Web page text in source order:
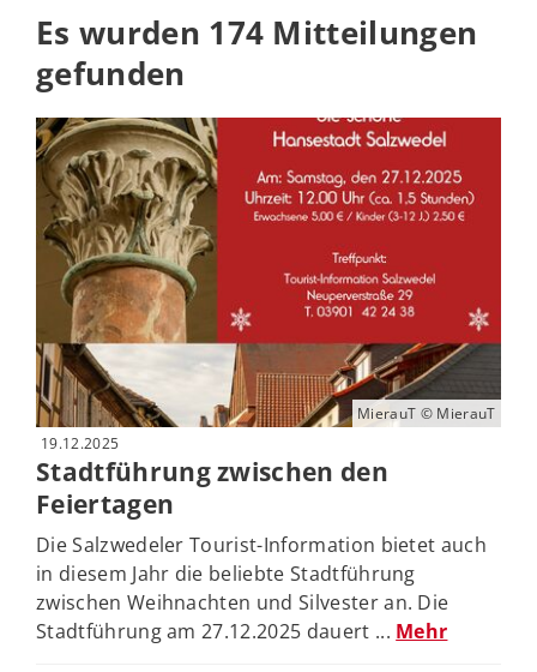
Es wurden 174 Mitteilungen
gefunden
MierauT © MierauT
19.12.2025
Stadtführung zwischen den
Feiertagen
Die Salzwedeler Tourist-Information bietet auch
in diesem Jahr die beliebte Stadtführung
zwischen Weihnachten und Silvester an. Die
Stadtführung am 27.12.2025 dauert ... Mehr